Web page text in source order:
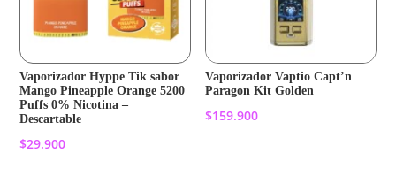
Vaporizador Hyppe Tik sabor
Mango Pineapple Orange 5200
Puffs 0% Nicotina –
Descartable
$29.900
Vaporizador Vaptio Capt’n
Paragon Kit Golden
$159.900